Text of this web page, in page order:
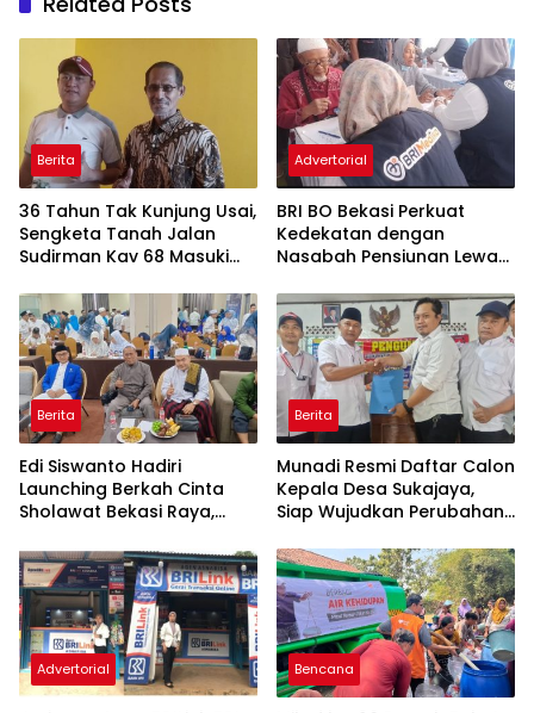
Berita
36 Tahun Tak Kunjung Usai,
Sengketa Tanah Jalan
Sudirman Kav 68 Masuki
Advertorial
BRI BO Bekasi Perkuat
Kedekatan dengan
Nasabah Pensiunan Lewat
Berita
Edi Siswanto Hadiri
Launching Berkah Cinta
Sholawat Bekasi Raya,
yang Amanah
Berita
Munadi Resmi Daftar Calon
Kepala Desa Sukajaya,
Siap Wujudkan Perubahan
Advertorial Bencana